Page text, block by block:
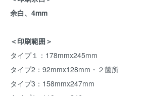
余白、4mm
＜印刷範囲＞
タイプ１：178mmx245mm
タイプ2：92mmx128mm・２箇所
タイプ3：158mmx247mm